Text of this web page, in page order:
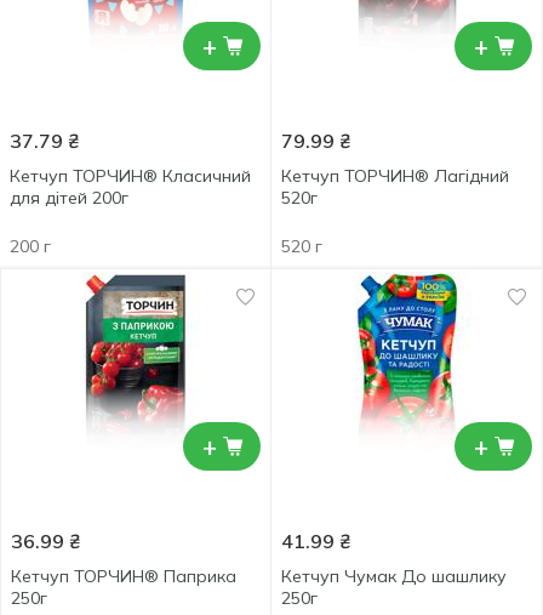
+
37.79 ₴
Кетчуп ТОРЧИН® Класичний
для дітей 200г
200 г
+
79.99 ₴
Кетчуп ТОРЧИН® Лагідний
520г
520 г
+
36.99 ₴
Кетчуп ТОРЧИН® Паприка
250г
+
41.99 ₴
Кетчуп Чумак До шашлику
250г